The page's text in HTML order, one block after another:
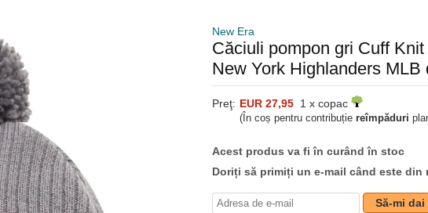
New Era
Căciuli pompon gri Cuff
New York Highlanders MLB
Preţ: EUR 27,95 1 x copac
(În coș pentru contribuție reîmpăduri
Acest produs va fi în curând în stoc
Doriți să primiți un e-mail când este din
Să-mi